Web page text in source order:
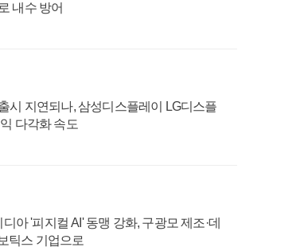
내수 방어
시 지연되나, 삼성디스플레이 LG디스플
다각화 속도
아 '피지컬 AI' 동맹 강화, 구광모 제조·데
틱스 기업으로